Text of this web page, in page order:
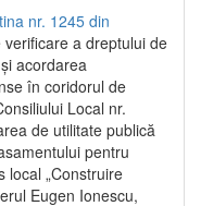
nr. 1245 din
a dreptului de
acordarea
în coridorul de
Local nr.
de utilitate publică
pentru
local „Construire
Eugen Ionescu,